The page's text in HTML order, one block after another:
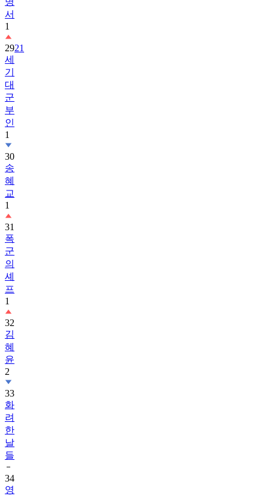
서
1
2921
세
기
대
군
부
인
1
30
송
혜
교
1
31
폭
군
의
셰
프
1
32
김
혜
윤
2
33
화
려
한
날
들
34
영